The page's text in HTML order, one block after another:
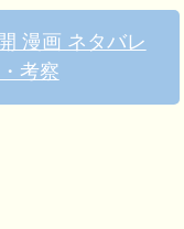
漫画 ネタバレ
考察